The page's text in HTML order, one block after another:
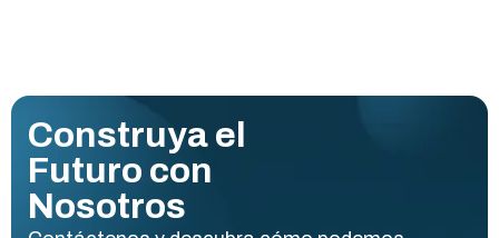
Construya el
Futuro con
Nosotros